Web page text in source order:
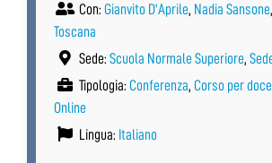
Con: Gianvito D'Aprile, Nadia Sansone,
Toscana
Sede: Scuola Normale Superiore,
Tipologia: Conferenza, Corso per
Online
Lingua: Italiano